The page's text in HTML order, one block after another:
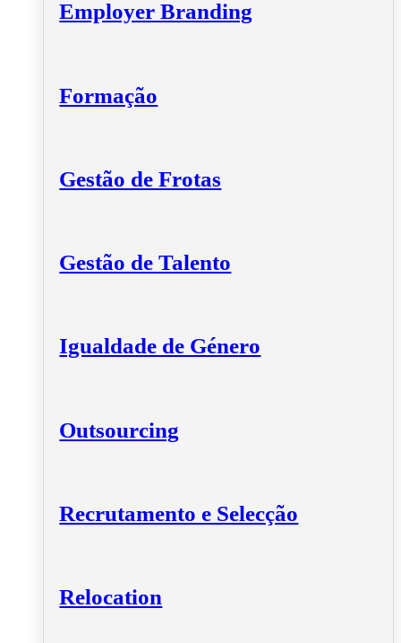
Employer Branding
Formação
Gestão de Frotas
Gestão de Talento
Igualdade de Género
Outsourcing
Recrutamento e Selecção
Relocation